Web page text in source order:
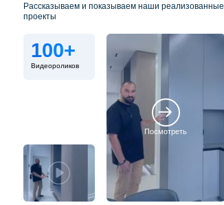
Рассказываем и показываем наши реализованные
проекты
100+
Видеороликов
Посмотреть